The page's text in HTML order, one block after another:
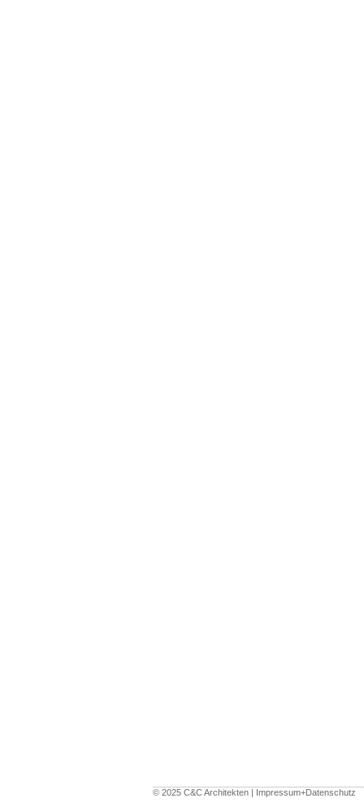
© 2025 C&C Architekten | Impressum+Datenschutz